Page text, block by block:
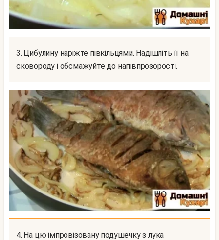
3. Цибулину наріжте півкільцями. Надішліть її на
сковороду і обсмажуйте до напівпрозорості.
4. На цю імпровізовану подушечку з лука